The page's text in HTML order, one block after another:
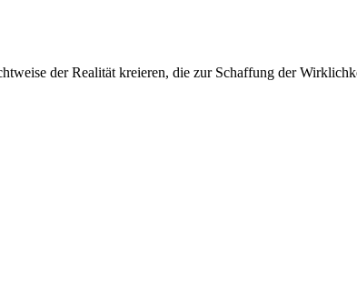
der Realität kreieren, die zur Schaffung der